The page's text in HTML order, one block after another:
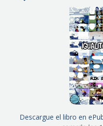
Descargue el libro en